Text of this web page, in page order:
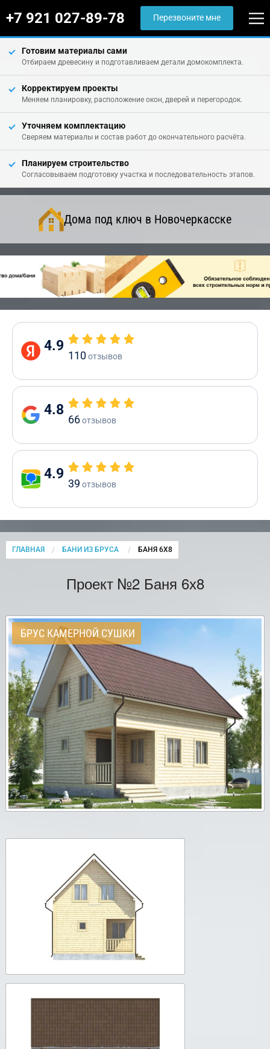
+7 921 027-89-78 Перезвоните мне
Готовим материалы сами
Отбираем древесину и подготавливаем детали домокомплекта.
Корректируем проекты
Меняем планировку, расположение окон, дверей и перегородок.
Уточняем комплектацию
Сверяем материалы и состав работ до окончательного расчёта.
Планируем строительство
Согласовываем подготовку участка и последовательность этапов.
Дома под ключ в Новочеркасске
4.9
110отзывов
4.8
66отзывов
4.9
39 отзывов
ГЛАВНАЯ БАНИ ИЗ БРУСА CURRENT:
БАНЯ 6Х8
Проект №2 Баня 6х8
БРУС КАМЕРНОЙ СУШКИ